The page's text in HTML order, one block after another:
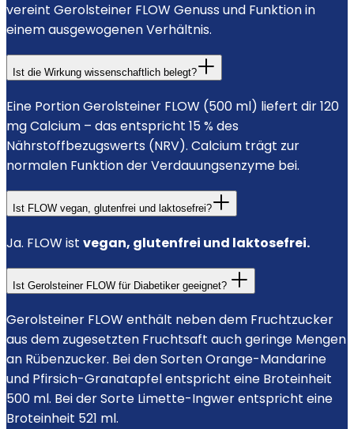
vereint Gerolsteiner FLOW Genuss und Funktion in
einem ausgewogenen Verhältnis.
Ist die Wirkung wissenschaftlich belegt?
Eine Portion Gerolsteiner FLOW (500 ml) liefert dir 120
mg Calcium – das entspricht 15 % des
Nährstoffbezugswerts (NRV). Calcium trägt zur
normalen Funktion der Verdauungsenzyme bei.
Ist FLOW vegan, glutenfrei und laktosefrei?
Ja. FLOW ist vegan, glutenfrei und laktosefrei.
Ist Gerolsteiner FLOW für Diabetiker geeignet?
Gerolsteiner FLOW enthält neben dem Fruchtzucker
aus dem zugesetzten Fruchtsaft auch geringe Mengen
an Rübenzucker. Bei den Sorten Orange-Mandarine
und Pfirsich-Granatapfel entspricht eine Broteinheit
500 ml. Bei der Sorte Limette-Ingwer entspricht eine
Broteinheit 521 ml.